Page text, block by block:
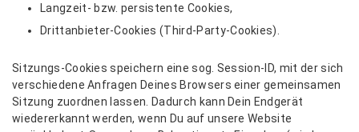
Langzeit- bzw. persistente Cookies,
Drittanbieter-Cookies (Third-Party-Cookies).
Sitzungs-Cookies speichern eine sog. Session-ID, mit der sich
verschiedene Anfragen Deines Browsers einer gemeinsamen
Sitzung zuordnen lassen. Dadurch kann Dein Endgerät
wiedererkannt werden, wenn Du auf unsere Website